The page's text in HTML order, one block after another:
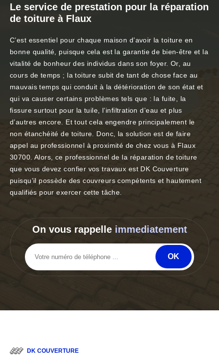
Le service de prestation pour la réparation
de toiture à Flaux
C’est essentiel pour chaque maison d’avoir la toiture en
bonne qualité, puisque cela est la garantie de bien-être et la
vitalité de bonheur des individus dans son foyer. Or, au
cours de temps ; la toiture subit de tant de chose face au
mauvais temps qui conduit à la détérioration de son état et
qui va causer certains problèmes tels que : la fuite, la
fissure surtout pour la tuile, l’infiltration d’eau et plus
d’autres encore. Et tout cela engendre principalement le
non étanchéité de toiture. Donc, la solution est de faire
appel au professionnel à proximité de chez vous à Flaux
30700. Alors, ce professionnel de la réparation de toiture
que vous devez confier vos travaux est DK Couverture
puisqu’il possède des couvreurs compétents et hautement
qualifiés pour exercer cette tâche.
On vous rappelle immediatement
DK COUVERTURE